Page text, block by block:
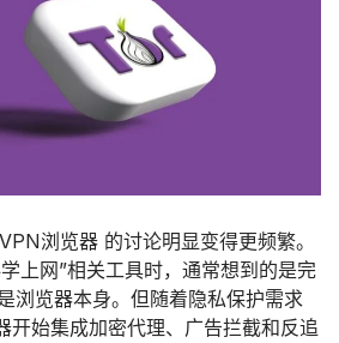
浏览器 的讨论明显变得更频繁。
上网”相关工具时，通常想到的是完
浏览器本身。但随着隐私保护需求
开始集成加密代理、广告拦截和反追